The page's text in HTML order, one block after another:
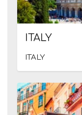
ITALY
ITALY